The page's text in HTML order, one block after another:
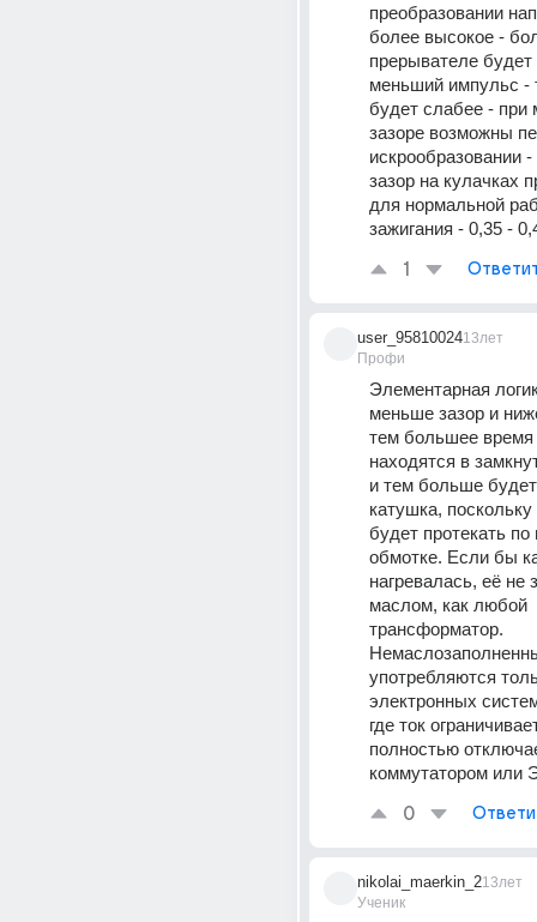
преобразовании
более высокое -
прерывателе
меньший импульс -
будет слабее - при
зазоре возможны
искрообразовании
зазор на кулачках
для нормальной
зажигания - 0,35 -
1
user_95810024
Профи
13лет
Элементарная
меньше зазор и
тем большее время
находятся в
и тем больше будет
катушка,
будет протекать по
обмотке. Если бы
нагревалась, её не
маслом, как любой
трансформатор.
употребляются
электронных
где ток
полностью
коммутатором или
0
nikolai_maerkin_2
Ученик
13лет